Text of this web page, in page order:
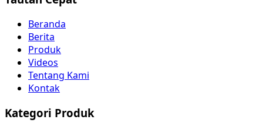
Beranda
Berita
Produk
Videos
Tentang Kami
Kontak
Kategori Produk